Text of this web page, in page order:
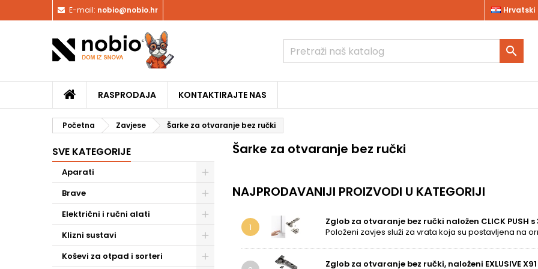
E-mail: nobio@nobio.hr Hrvatski

RASPRODAJA KONTAKTIRAJTE NAS
Početna Zavjese Šarke za otvaranje bez ručki
SVE KATEGORIJE
Aparati
Brave
Električni i ručni alati
Klizni sustavi
Koševi za otpad i sorteri
Šarke za otvaranje bez ručki
NAJPRODAVANIJI PROIZVODI U KATEGORIJI
1
Zglob za otvaranje bez ručki naložen CLICK PUSH
Zglob za otvaranje bez ručki, naloženi EXLUSIVE